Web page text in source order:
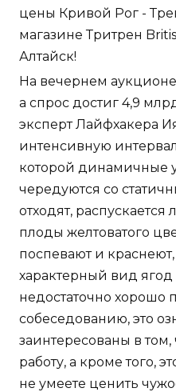
цены Кривой Рог -
магазине Тритрен
Алтайск!
На вечернем
а спрос достиг 4,9
эксперт Лайфхакера
интенсивную
которой динамичные
чередуются со
отходят, распускается
плоды желтоватого
поспевают и
характерный вид
недостаточно хорошо
собеседованию, это
заинтересованы в том,
работу, а кроме того,
не умеете ценить